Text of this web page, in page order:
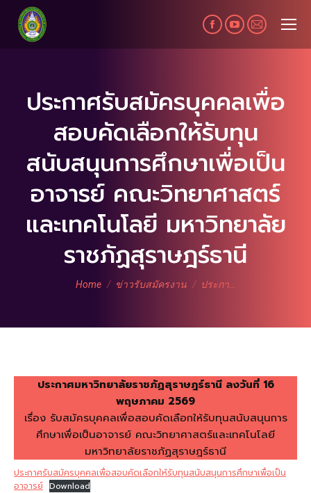
Facebook
page
new
window
YouTube
page
new
window
Mail
page
in
new
window
ประกาศรับสมัครบุคคลเพื่อ
สอบคัดเลือกให้รับทุน
สนับสนุนการศึกษาเพื่อเป็น
อาจารย์ คณะวิทยาศาสตร์
และเทคโนโลยี มหาวิทยาลัย
ราชภัฏสุราษฎร์ธานี
You are here:
Home ข่าวรับสมัครงาน ประกา…
ประกาศมหาวิทยาลัยราชภัฏสุราษฎร์ธานี ลงวันที่ 16
พฤษภาคม 2569
เรื่อง รับสมัครบุคคลเพื่อสอบคัดเลือกให้รับทุนสนับสนุนการ
ศึกษาเพื่อเป็นอาจารย์ คณะวิทยาศาสตร์และเทคโนโลยี
มหาวิทยาลัยราชภัฏสุราษฎร์ธานี
ประกาศรับสมัครบุคคลเพื่อสอบคัดเลือกให้รับทุนสนับสนุนการศึกษาเพื่อเป็น
อาจารย์ Download